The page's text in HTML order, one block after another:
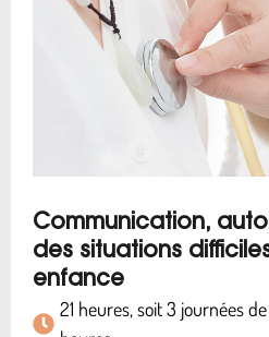
Communication,
des situations
enfance
21 heures, soit 3 journées